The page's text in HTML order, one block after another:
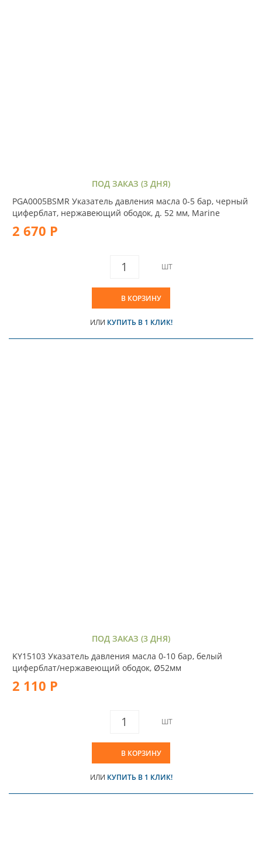
ПОД ЗАКАЗ (3 ДНЯ)
PGA0005BSMR Указатель давления масла 0-5 бар, черный
циферблат, нержавеющий ободок, д. 52 мм, Marine
2 670 Р
ШТ
В КОРЗИНУ
ИЛИ КУПИТЬ В 1 КЛИК!
ПОД ЗАКАЗ (3 ДНЯ)
KY15103 Указатель давления масла 0-10 бар, белый
циферблат/нержавеющий ободок, Ø52мм
2 110 Р
ШТ
В КОРЗИНУ
ИЛИ КУПИТЬ В 1 КЛИК!